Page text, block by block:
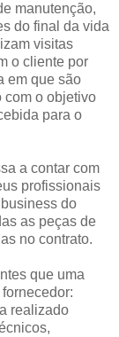
manutenção,
do final da vida
visitas
o cliente por
em que são
com o objetivo
para o
a contar com
profissionais
do
as peças de
no contrato.
que uma
realizado